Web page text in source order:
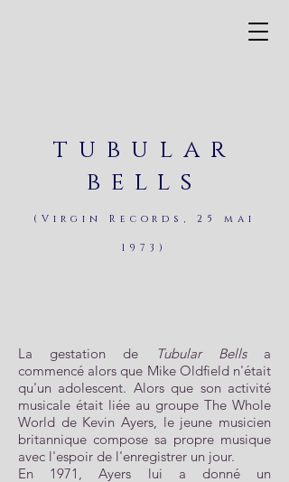
tubular
bells
(Virgin Records, 25 mai
1973)
La gestation de Tubular Bellsa
commencé alors que Mike Oldfield n'était
qu'un adolescent. Alors que son activité
musicale était liée au groupe The Whole
World de Kevin Ayers, le jeune musicien
britannique compose sa propre musique
avec l'espoir de l'enregistrer un jour.
En 1971, Ayers lui a donné un